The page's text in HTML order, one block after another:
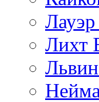
Лихт